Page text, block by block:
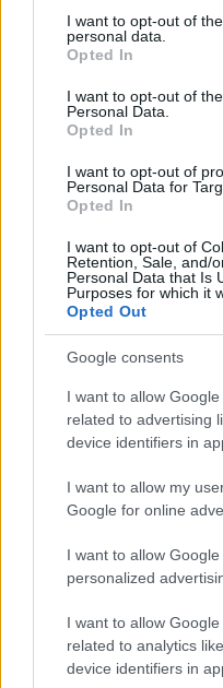
not limited to your visit or
grant or deny consent to
use your data for below
consent section.
I want to opt-out of
personal data.
Opted In
I want to opt-out of
Personal Data.
Opted In
I want to opt-out of
Personal Data for
Opted In
I want to opt-out of
Retention, Sale, and/
Personal Data that Is
Purposes for which it
Opted Out
Google consents
I want to allow
related to advertising
device identifiers in
I want to allow my
Google for online
I want to allow
personalized
I want to allow
related to analytics
device identifiers in
A jövő évadra
készül a
mtothorsi•2020. július 03.
évet lezárták, jövőre
elhangzott az is, hogy
Péter hivatalosan a
Gasztronómiai
koponyája körül
mtothorsi•2020. július 02.